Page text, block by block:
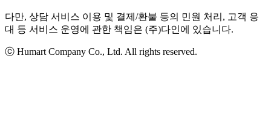
다만, 상담 서비스 이용 및 결제/환불 등의 민원 처리, 고객 응
대 등 서비스 운영에 관한 책임은 (주)다인에 있습니다.
ⓒ Humart Company Co., Ltd. All rights reserved.